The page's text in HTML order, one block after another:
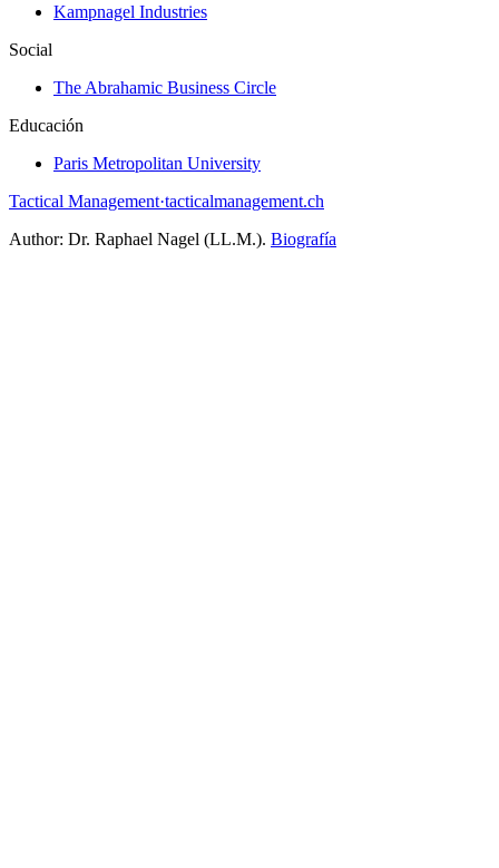
Kampnagel Industries
Social
The Abrahamic Business Circle
Educación
Paris Metropolitan University
Tactical Management·tacticalmanagement.ch
Author: Dr. Raphael Nagel (LL.M.). Biografía